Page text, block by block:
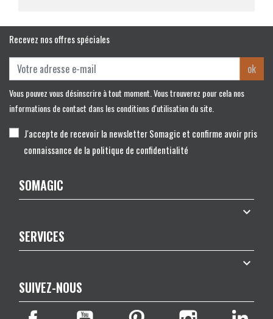
Recevez nos offres spéciales
ok
Vous pouvez vous désinscrire à tout moment. Vous trouverez pour cela nos
informations de contact dans les conditions d'utilisation du site.
J'accepte de recevoir la newsletter Somagic et confirme avoir pris
connaissance de la politique de confidentialité
SOMAGIC

SERVICES

SUIVEZ-NOUS